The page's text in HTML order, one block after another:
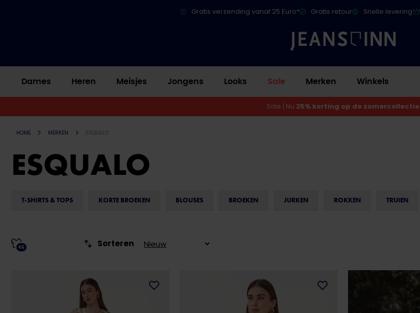
Gratis verzending vanaf 25 Euro* Gratis retour Snelle levering
Dames Heren Meisjes Jongens Looks Sale Merken Winkels
Sale | Nu 25% korting op de zomercollectie
HOME MERKEN ESQUALO
ESQUALO
T-SHIRTS & TOPS KORTE BROEKEN BLOUSES BROEKEN JURKEN ROKKEN TRUIEN
65 Sorteren